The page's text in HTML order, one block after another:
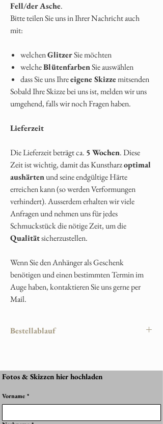
Fell/der Asche.
Bitte teilen Sie uns in Ihrer Nachricht auch
mit:
welchenGlitzerSie möchten
welcheBlütenfarbenSie auswählen
dass Sie uns Ihreeigene Skizzemitsenden
Sobald Ihre Skizze bei uns ist, melden wir uns
umgehend, falls wir noch Fragen haben.
Lieferzeit
Die Lieferzeit beträgt ca. 5 Wochen. Diese
Zeit ist wichtig, damit das Kunstharzoptimal
aushärtenund seine endgültige Härte
erreichen kann (so werden Verformungen
verhindert). Ausserdem erhalten wir viele
Anfragen und nehmen uns für jedes
Schmuckstück die nötige Zeit, um die
Qualitätsicherzustellen.
Wenn Sie den Anhänger als Geschenk
benötigen und einen bestimmten Termin im
Auge haben, kontaktieren Sie uns gerne per
Mail.
Bestellablauf
ab:
Wählen Sie Ihr gewünschtes Schmuckstück im
Fotos & Skizzen hier hochladen
Vorname *